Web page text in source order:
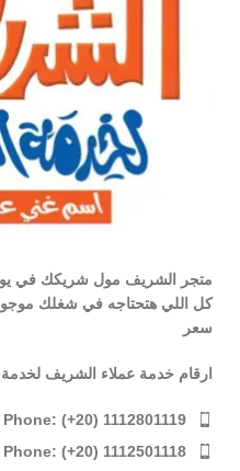
متجر الشريف مول شريكك في
كل اللي هتحتاجه في شغلك
سعر
ارقام خدمة عملاء الشريف لخدمة
Phone: (+20) 1112801119
Phone: (+20) 1112501118